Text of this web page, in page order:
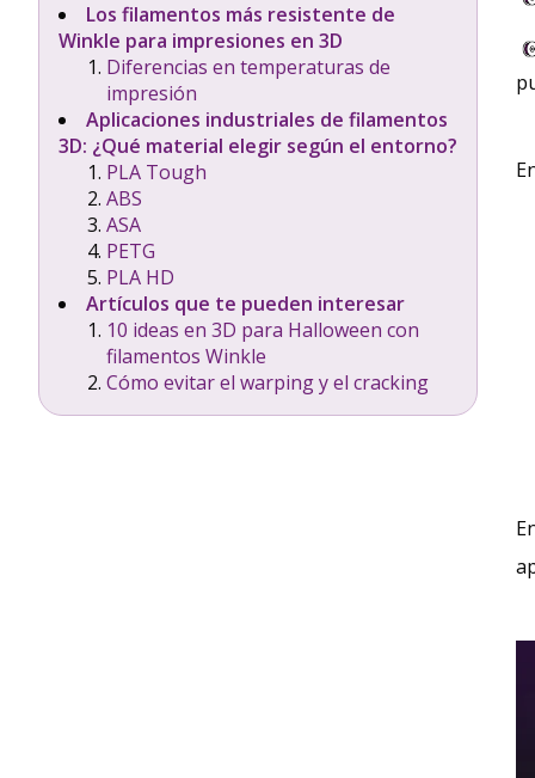
Los filamentos más resistente de
Winkle para impresiones en 3D
Diferencias en temperaturas de
impresión
Aplicaciones industriales de filamentos
3D: ¿Qué material elegir según el entorno?
PLA Tough
ABS
ASA
PETG
PLA HD
Artículos que te pueden interesar
10 ideas en 3D para Halloween con
filamentos Winkle
Cómo evitar el warping y el cracking